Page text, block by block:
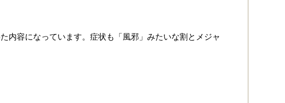
内容になっています。症状も「風邪」みたいな割とメジャ